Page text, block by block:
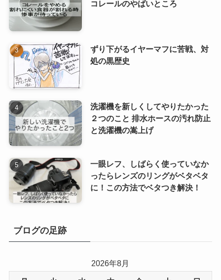
コレールのやばいところ
ずり下がるイヤーマフに苦戦、対
処の黒歴史
洗濯機を新しくしてやりたかった
２つのこと 排水ホースの汚れ防止
と洗濯機の嵩上げ
一眼レフ、しばらく使っていなか
ったらレンズのリングがベタベタ
に！この方法でベタつき解決！
ブログの足跡
2026年8月